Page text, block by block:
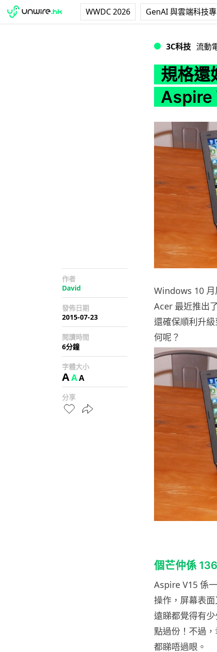
WWDC 2026 GenAI 與雲端科技
3C科技 流動
規格還
Aspire
作者
David
發佈日期
2015-07-23
閱讀時間
6分鐘
字體大小
AAA
分享
Windows 10 月
Acer 最近推出
還確保順利升
何呢？
個芒仲係
Aspire V15 係
操作，屏幕表
遠睇都覺得有
點過份！不過
都睇唔過眼。